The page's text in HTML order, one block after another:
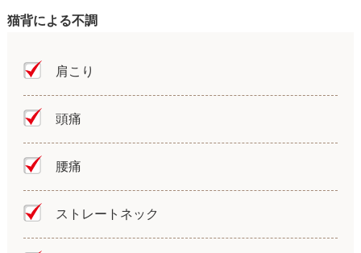
猫背による不調
肩こり
頭痛
腰痛
ストレートネック